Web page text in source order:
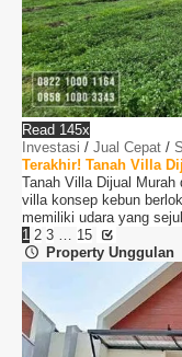
Read 145x
Investasi / Jual Cepat /
Terakhir! Tanah Villa
Tanah Villa Dijual
villa konsep kebun
memiliki udara yang
1 2 3 … 15
Property Unggulan